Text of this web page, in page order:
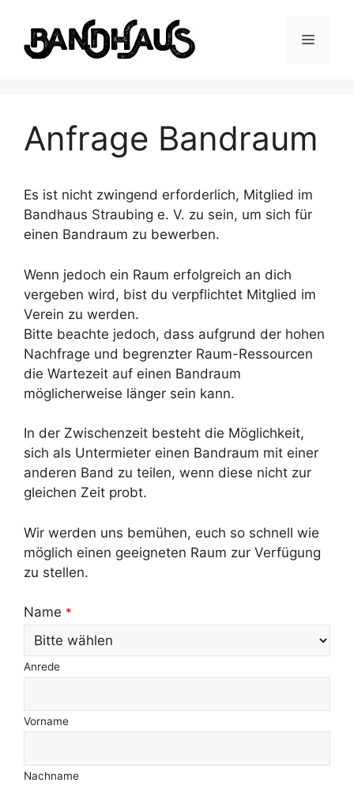
Inhalt
springen
Menü
Anfrage Bandraum
Es ist nicht zwingend erforderlich, Mitglied im
Bandhaus Straubing e. V. zu sein, um sich für
einen Bandraum zu bewerben.
Wenn jedoch ein Raum erfolgreich an dich
vergeben wird, bist du verpflichtet Mitglied im
Verein zu werden.
Bitte beachte jedoch, dass aufgrund der hohen
Nachfrage und begrenzter Raum-Ressourcen
die Wartezeit auf einen Bandraum
möglicherweise länger sein kann.
In der Zwischenzeit besteht die Möglichkeit,
sich als Untermieter einen Bandraum mit einer
anderen Band zu teilen, wenn diese nicht zur
gleichen Zeit probt.
Wir werden uns bemühen, euch so schnell wie
möglich einen geeigneten Raum zur Verfügung
zu stellen.
Name *
Anrede
Vorname
Nachname